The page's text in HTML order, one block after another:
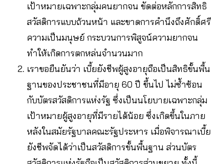
เป้าหมายเฉพาะกลุ่มคนยากจน ขัดต่อหลักการสิทธิ
สวัสดิการแบบถ้วนหน้า และขาดการคำนึงถึงศักดิ์ศรี
ความเป็นมนุษย์ กระบวนการพิสูจน์ความยากจน
ทำให้เกิดการตกหล่นจำนวนมาก
เราขอยืนยันว่า เบี้ยยังชีพผู้สูงอายุถือเป็นสิทธิขั้นพื้น
ฐานของประชาชนที่มีอายุ 60 ปี ขึ้นไป ไม่ซ้ำซ้อน
กับบัตรสวัสดิการแห่งรัฐ ซึ่งเป็นนโยบายเฉพาะกลุ่ม
เป้าหมายผู้สูงอายุที่มีรายได้น้อย ซึ่งเกิดขึ้นในภาย
หลังในสมัยรัฐบาลคณะรัฐประหาร เมื่อพิจารณาเบี้ย
ยังชีพจัดได้ว่าเป็นสวัสดิการขั้นพื้นฐาน ส่วนบัตร